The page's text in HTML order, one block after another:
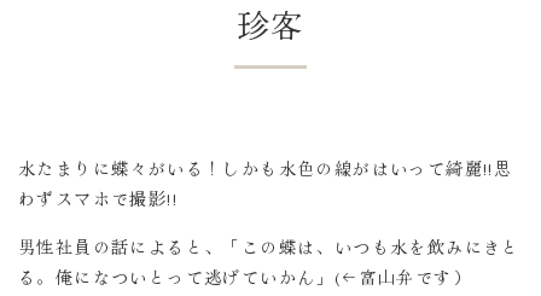
珍客
水たまりに蝶々がいる！しかも水色の線がはいって綺麗!!思
わずスマホで撮影!!
男性社員の話によると、「この蝶は、いつも水を飲みにきと
る。俺になついとって逃げていかん」(←富山弁です）